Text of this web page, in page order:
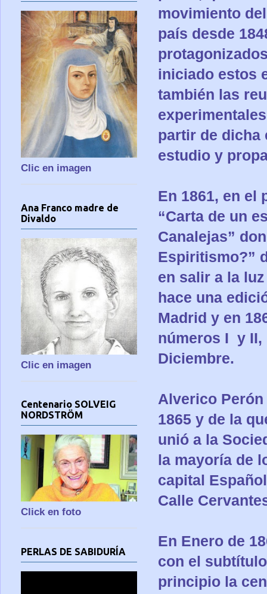
movimiento
país desde
iniciado estos
también las
partir de dicha
estudio y
En 1861, en el
“Carta de un
Canalejas”
Espiritismo?”
en salir a la
hace una
Madrid y en
números I y II,
Diciembre.
Alverico
1865 y de la
unió a la
la mayoría de
capital
Calle
En Enero de
con el
principio la
Clic en imagen
Ana Franco madre de
Divaldo
Clic en imagen
Centenario SOLVEIG
NORDSTRÖM
Click en foto
PERLAS DE SABIDURÍA